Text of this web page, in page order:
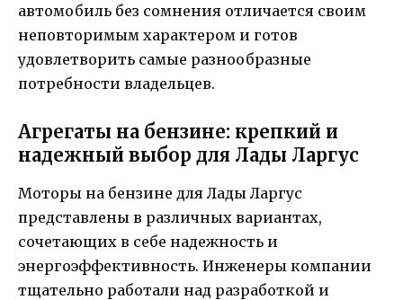
автомобиль без сомнения отличается своим
неповторимым характером и готов
удовлетворить самые разнообразные
потребности владельцев.
Агрегаты на бензине: крепкий и
надежный выбор для Лады Ларгус
Моторы на бензине для Лады Ларгус
представлены в различных вариантах,
сочетающих в себе надежность и
энергоэффективность. Инженеры компании
тщательно работали над разработкой и